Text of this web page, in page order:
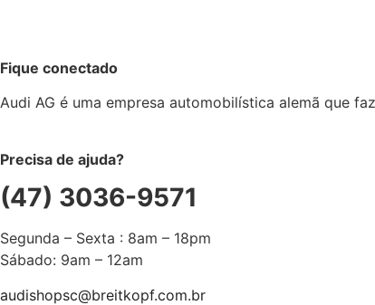
Fique conectado
Audi AG é uma empresa automobilística alemã que
Precisa de ajuda?
(47) 3036-9571
Segunda – Sexta : 8am – 18pm
Sábado: 9am – 12am
audishopsc@breitkopf.com.br